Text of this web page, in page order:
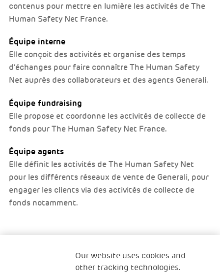
contenus pour mettre en lumière les activités de The
Human Safety Net France.
Équipe interne
Elle conçoit des activités et organise des temps
d’échanges pour faire connaître The Human Safety
Net auprès des collaborateurs et des agents Generali.
Équipe fundraising
Elle propose et coordonne les activités de collecte de
fonds pour The Human Safety Net France.
Équipe agents
Elle définit les activités de The Human Safety Net
pour les différents réseaux de vente de Generali, pour
engager les clients via des activités de collecte de
fonds notamment.
Qui sommes-nous ? Nous contacter
Our website uses cookies and
other tracking technologies.